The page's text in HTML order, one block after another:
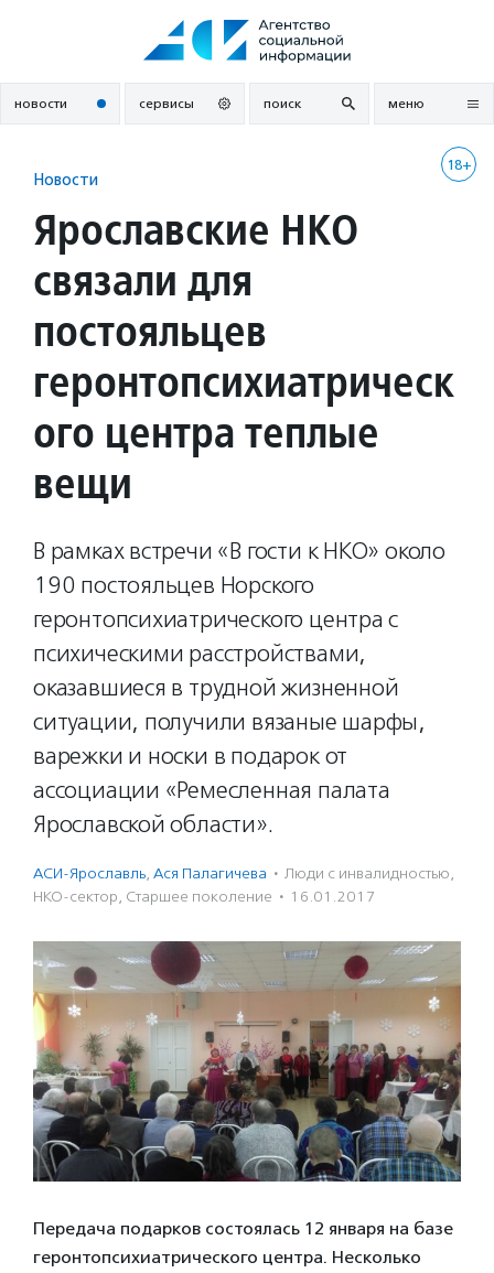
новости сервисы поиск меню
18+
Новости
Ярославские НКО
связали для
постояльцев
геронтопсихиатрическ
ого центра теплые
вещи
В рамках встречи «В гости к НКО» около
190 постояльцев Норского
геронтопсихиатрического центра с
психическими расстройствами,
оказавшиеся в трудной жизненной
ситуации, получили вязаные шарфы,
варежки и носки в подарок от
ассоциации «Ремесленная палата
Ярославской области».
АСИ-Ярославль, Ася Палагичева · Люди с инвалидностью,
НКО-сектор, Старшее поколение · 16.01.2017
Передача подарков состоялась 12 января на базе
геронтопсихиатрического центра. Несколько